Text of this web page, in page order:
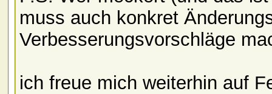
muss auch konkret
Verbesserungsvorschläge
ich freue mich weiterhin auf